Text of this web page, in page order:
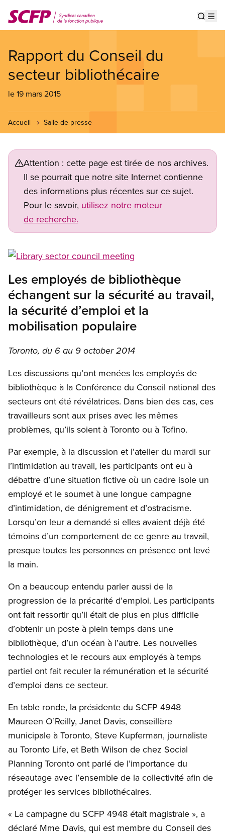
au
contenu
Rapport du Conseil du
secteur bibliothécaire
le 19 mars 2015
Accueil Salle de presse
Attention : cette page est tirée de nos archives.
Il se pourrait que notre site Internet contienne
des informations plus récentes sur ce sujet.
Pour le savoir, utilisez notre moteur
de recherche.
Les employés de bibliothèque
échangent sur la sécurité au travail,
la sécurité d’emploi et la
mobilisation populaire
Toronto, du 6 au 9 october 2014
Les discussions qu’ont menées les employés de
bibliothèque à la Conférence du Conseil national des
secteurs ont été révélatrices. Dans bien des cas, ces
travailleurs sont aux prises avec les mêmes
problèmes, qu’ils soient à Toronto ou à Tofino.
Par exemple, à la discussion et l’atelier du mardi sur
l’intimidation au travail, les participants ont eu à
débattre d’une situation fictive où un cadre isole un
employé et le soumet à une longue campagne
d’intimidation, de dénigrement et d’ostracisme.
Lorsqu’on leur a demandé si elles avaient déjà été
témoins d’un comportement de ce genre au travail,
presque toutes les personnes en présence ont levé
la main.
On a beaucoup entendu parler aussi de la
progression de la précarité d’emploi. Les participants
ont fait ressortir qu’il était de plus en plus difficile
d’obtenir un poste à plein temps dans une
bibliothèque, d’un océan à l’autre. Les nouvelles
technologies et le recours aux employés à temps
partiel ont fait reculer la rémunération et la sécurité
d’emploi dans ce secteur.
En table ronde, la présidente du SCFP 4948
Maureen O’Reilly, Janet Davis, conseillère
municipale à Toronto, Steve Kupferman, journaliste
au Toronto Life, et Beth Wilson de chez Social
Planning Toronto ont parlé de l’importance du
réseautage avec l’ensemble de la collectivité afin de
protéger les services bibliothécaires.
« La campagne du SCFP 4948 était magistrale », a
déclaré Mme Davis, qui est membre du Conseil des